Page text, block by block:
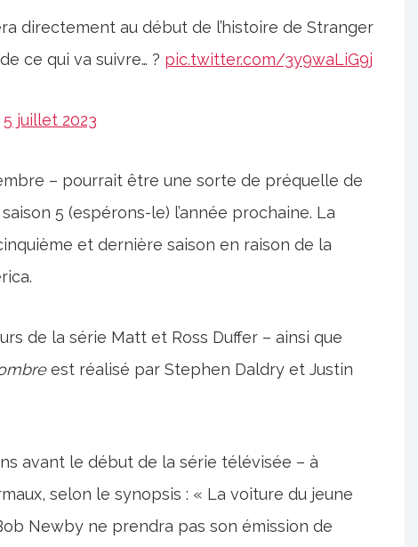
directement au début de l’histoire de Stranger
ce qui va suivre… ? pic.twitter.com/3y9waLiG9j
5 juillet 2023
– pourrait être une sorte de préquelle de
5 (espérons-le) l’année prochaine. La
et dernière saison en raison de la
de la série Matt et Ross Duffer – ainsi que
est réalisé par Stephen Daldry et Justin
avant le début de la série télévisée – à
selon le synopsis : « La voiture du jeune
Newby ne prendra pas son émission de